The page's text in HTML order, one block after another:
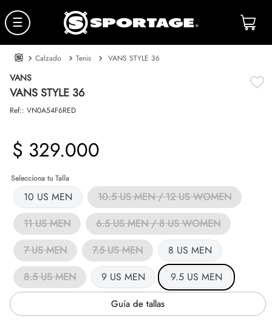
☰
Calzado Tenis VANS STYLE 36
VANS
VANS STYLE 36
Ref:: VN0A54F6RED
$ 329.000
Talla
10 US MEN
10.5 US MEN / 12 US WOMEN
11 US MEN
6.5 US MEN / 8 US WOMEN
7 US MEN
7.5 US MEN
8 US MEN
8.5 US MEN
9 US MEN 9.5 US MEN
Guía de tallas